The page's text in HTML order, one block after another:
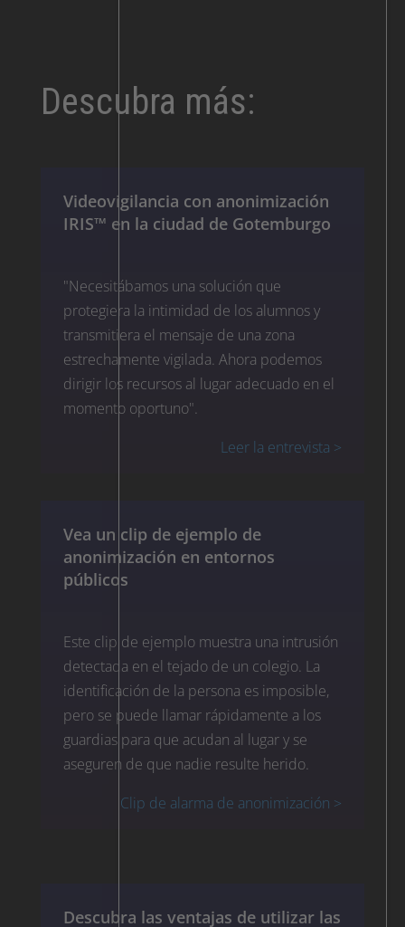
Descubra más:
Videovigilancia con anonimización
IRIS™ en la ciudad de Gotemburgo
"Necesitábamos una solución que
protegiera la intimidad de los alumnos y
transmitiera el mensaje de una zona
estrechamente vigilada. Ahora podemos
dirigir los recursos al lugar adecuado en el
momento oportuno".
Leer la entrevista >
Vea un clip de ejemplo de
anonimización en entornos
públicos
Este clip de ejemplo muestra una intrusión
detectada en el tejado de un colegio. La
identificación de la persona es imposible,
pero se puede llamar rápidamente a los
guardias para que acudan al lugar y se
aseguren de que nadie resulte herido.
Clip de alarma de anonimización >
Descubra las ventajas de utilizar las